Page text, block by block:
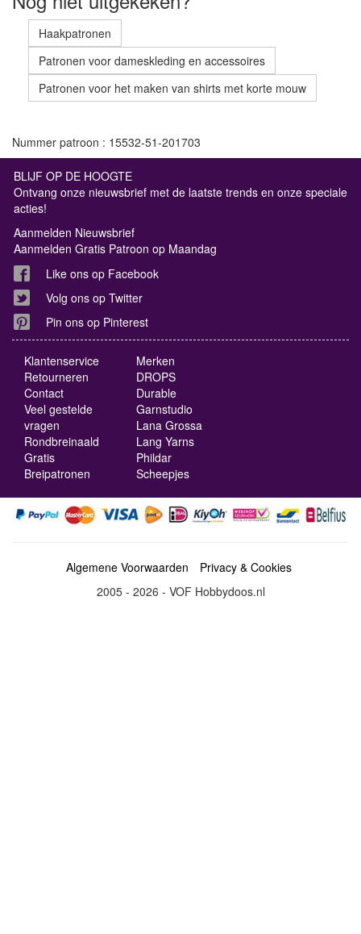
Haakpatronen
Patronen voor dameskleding en accessoires
Patronen voor het maken van shirts met korte mouw
Nummer patroon : 15532-51-201703
BLIJF OP DE HOOGTE
Ontvang onze nieuwsbrief met de laatste trends en onze speciale
acties!
Aanmelden Nieuwsbrief
Aanmelden Gratis Patroon op Maandag
Like ons op Facebook
Volg ons op Twitter
Pin ons op Pinterest
Klantenservice
Retourneren
Contact
Veel gestelde
vragen
Rondbreinaald
Gratis
Breipatronen
Merken
DROPS
Durable
Garnstudio
Lana Grossa
Lang Yarns
Phildar
Scheepjes
Algemene Voorwaarden
Privacy & Cookies
2005 - 2026 - VOF Hobbydoos.nl